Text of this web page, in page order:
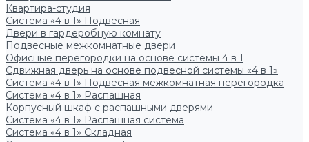
Квартира-студия
Система «4 в 1» Подвесная
Двери в гардеробную комнату
Подвесные межкомнатные двери
Офисные перегородки на основе системы 4 в 1
Сдвижная дверь на основе подвесной системы «4 в 1»
Система «4 в 1» Подвесная межкомнатная перегородка
Система «4 в 1» Распашная
Корпусный шкаф с распашными дверями
Система «4 в 1» Распашная система
Система «4 в 1» Складная